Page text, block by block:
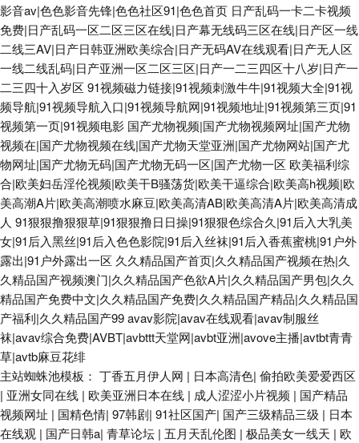
影音av|色色影音先锋|色色社区91|色色首页 日产乱码一卡二卡视频
免费|日产乱码一区二区三区在线|日产幕无线码三区在线|日产区一线
二线三AV|日产日韩亚洲欧美综合|日产无码AV在线观看|日产无人区
一线二线乱码|日产亚洲一区二区三区|日产一二三四区十八岁|日产一
二三四十入岁区 91视频磁力链接|91视频刺激牛牛|91视频大全|91视
频导航|91视频导航入口|91视频导航网|91视频地址|91视频第三页|91
视频第一页|91视频电影 国产尤物视频|国产尤物视频网址|国产尤物
视频在|国产尤物视频在线|国产尤物天堂亚洲|国产尤物网站|国产尤
物网址|国产尤物无码|国产尤物无码一区|国产尤物一区 欧美福利综
合|欧美妇岳淫伦视频|欧美干B骚荡货|欧美干逼综合|欧美高h视频|欧
美高潮A片|欧美高潮喷水麻豆|欧美高清AB|欧美高清A片|欧美高清成
人 91狠狠撸狠狠草|91狠狠撸日日操|91狠狠色综合久|91后入大乳美
女|91后入黑丝|91后入色色影院|91后入丝袜|91后入香蕉蜜桃|91户外
露出|91户外露出一区 久久精品国产首页|久久精品国产视频在热|久
久精品国产视频澳门|久久精品国产色欲A片|久久精品国产男包|久久
精品国产免费中文|久久精品国产免费|久久精品国产精品|久久精品国
产福利|久久精品国产99avav影院|avav在线观看|avav制服丝
袜|avav综合免费|AVBT|avbttt天堂网|avbt亚洲|avove主播|avtbt青青
草|avtb麻豆花绯
主站蜘蛛池模板： 丁香五月伊人网 | 日本高清色| 偷拍欧美爱爱西区
| 亚洲女同在线 | 欧美亚洲日本在线 | 成人涩涩小片视频 | 国产精品
视频网址 | 国精色情| 97韩剧| 91社区国产| 国产三级精品三级 | 日本
在线观 | 国产日韩a| 青草论坛 | 五月天乱伦图 | 极品美女一线天 | 欧